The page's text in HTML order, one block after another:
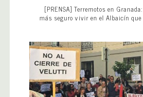
[PRENSA] Terremotos en
más seguro vivir en el Albaicín